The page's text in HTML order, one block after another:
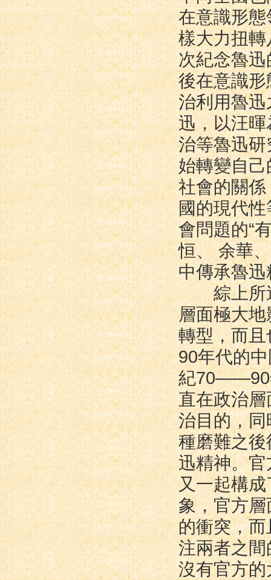
在意識形
樣大力扭
次紀念魯迅
後在意識
治利用魯
迅，以汪暉
治等魯迅
始轉變自
社會的關
國的現代
會問題的“
恒、 余華
中傳承魯迅
綜上所述
層面極大
轉型，而
90年代的
紀70——90
直在政治
治目的，
種磨難之
迅精神。
又一起構
象，官方
的衝突，
注兩者之
沒有官方